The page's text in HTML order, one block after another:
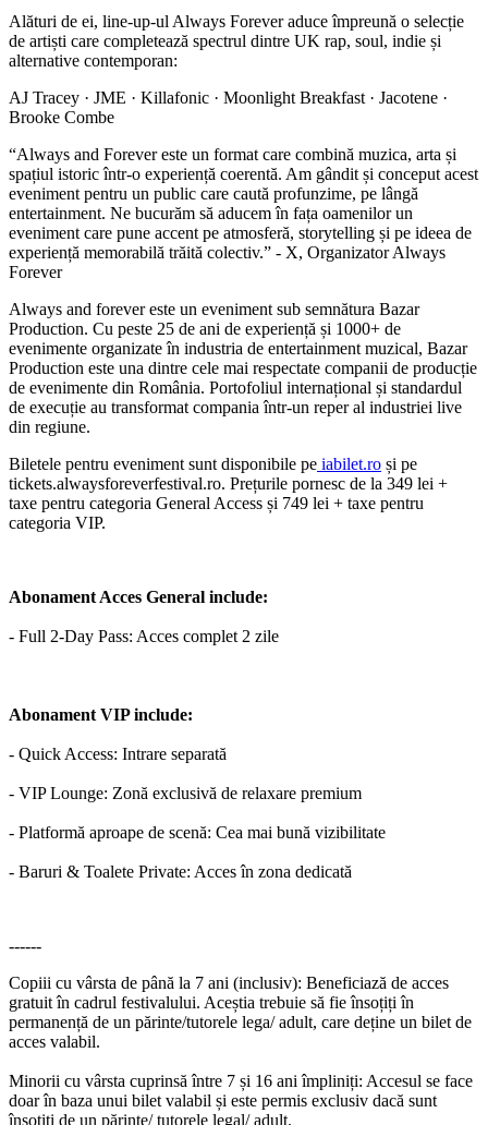
Alături de ei, line-up-ul Always Forever aduce împreună o selecție
de artiști care completează spectrul dintre UK rap, soul, indie și
alternative contemporan:
AJ Tracey · JME · Killafonic · Moonlight Breakfast · Jacotene ·
Brooke Combe
“Always and Forever este un format care combină muzica, arta și
spațiul istoric într-o experiență coerentă. Am gândit și conceput acest
eveniment pentru un public care caută profunzime, pe lângă
entertainment. Ne bucurăm să aducem în fața oamenilor un
eveniment care pune accent pe atmosferă, storytelling și pe ideea de
experiență memorabilă trăită colectiv.” - X, Organizator Always
Forever
Always and forever este un eveniment sub semnătura Bazar
Production. Cu peste 25 de ani de experiență și 1000+ de
evenimente organizate în industria de entertainment muzical, Bazar
Production este una dintre cele mai respectate companii de producție
de evenimente din România. Portofoliul internațional și standardul
de execuție au transformat compania într-un reper al industriei live
din regiune.
Biletele pentru eveniment sunt disponibile pe iabilet.ro și pe
tickets.alwaysforeverfestival.ro. Prețurile pornesc de la 349 lei +
taxe pentru categoria General Access și 749 lei + taxe pentru
categoria VIP.
Abonament Acces General include:
- Full 2-Day Pass: Acces complet 2 zile
Abonament VIP include:
- Quick Access: Intrare separată
- VIP Lounge: Zonă exclusivă de relaxare premium
- Platformă aproape de scenă: Cea mai bună vizibilitate
- Baruri & Toalete Private: Acces în zona dedicată
------
Copiii cu vârsta de până la 7 ani (inclusiv): Beneficiază de acces
gratuit în cadrul festivalului. Aceștia trebuie să fie însoțiți în
permanență de un părinte/tutorele lega/ adult, care deține un bilet de
acces valabil.
Minorii cu vârsta cuprinsă între 7 și 16 ani împliniți: Accesul se face
doar în baza unui bilet valabil și este permis exclusiv dacă sunt
însoțiți de un părinte/ tutorele legal/ adult.